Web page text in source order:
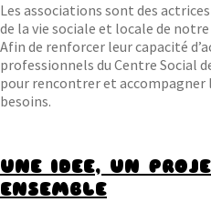
Les associations sont des
de la vie sociale et locale de
Afin de renforcer leur capacité
professionnels du Centre Social
pour rencontrer et accompagner
besoins.
UNE IDEE, UN
ENSEMBLE